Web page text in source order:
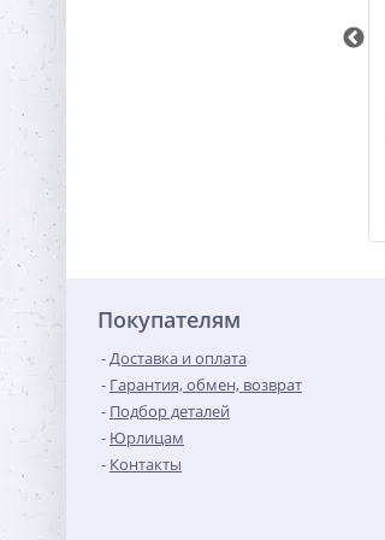
Покупателям
Доставка и оплата
Гарантия, обмен, возврат
Подбор деталей
Юрлицам
Контакты